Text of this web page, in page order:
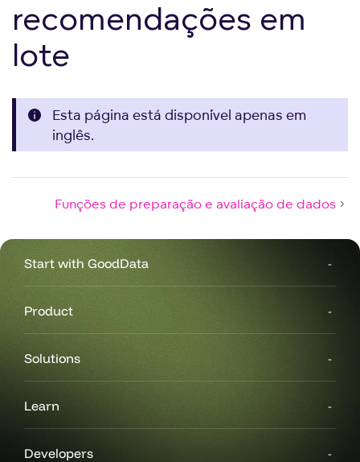
recomendações em
lote
Esta página está disponível apenas em
inglês.
Funções de preparação e avaliação de dados
Start with GoodData
Product
Solutions
Learn
Developers